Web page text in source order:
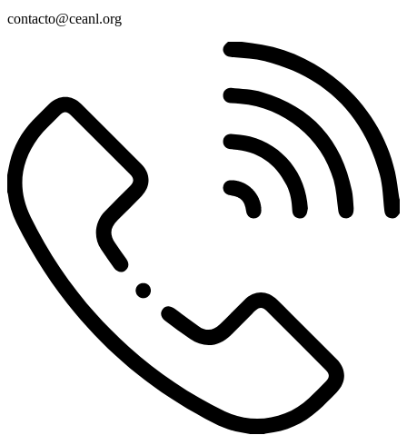
contacto@ceanl.org